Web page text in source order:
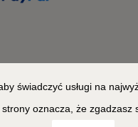
All Rights Reserved
świadczyć usługi na
oznacza, że zgadzasz